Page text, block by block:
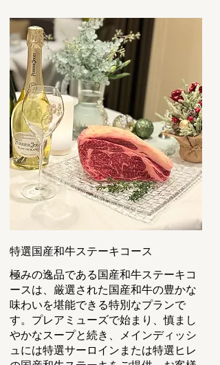
特選国産和牛ステーキコース
極みの逸品である国産和牛ステーキコ
ースは、厳選された国産和牛の豊かな
味わいを堪能できる特別なプランで
す。プレアミューズで始まり、慎まし
やかなスープと続き、メインディッシ
ュには特選サーロインまたは特選ヒレ